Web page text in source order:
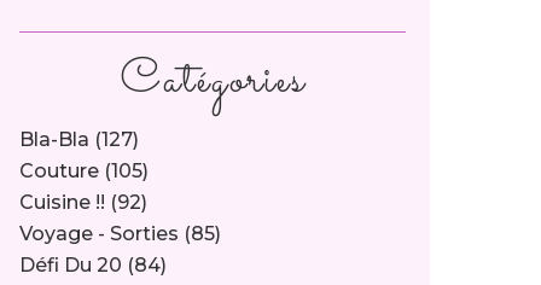
Catégories
Bla-Bla (127)
Couture (105)
Cuisine !! (92)
Voyage - Sorties (85)
Défi Du 20 (84)